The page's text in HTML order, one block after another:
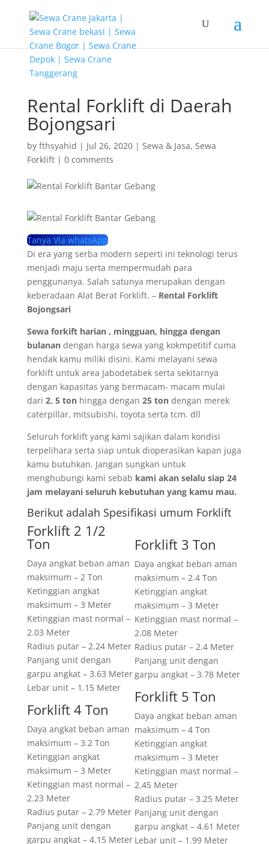
Rental Forklift di Daerah
Bojongsari
by fthsyahid | Jul 26, 2020| Sewa & Jasa, Sewa
Forklift| 0 comments
Tanya Via whatsApp
Di era yang serba modern seperti ini teknologi terus
menjadi maju serta mempermudah para
penggunanya. Salah satunya merupakan dengan
keberadaan Alat Berat Forklift. – Rental Forklift
Bojongsari
Sewa forkift harian , mingguan, hingga dengan
bulanandengan harga sewa yang kokmpetitif cuma
hendak kamu miliki disini. Kami melayani sewa
forklift untuk area Jabodetabek serta sekitarnya
dengan kapasitas yang bermacam- macam mulai
dari 2. 5 tonhingga dengan 25 tondengan merek
caterpillar, mitsubishi, toyota serta tcm. dll
Seluruh forklift yang kami sajikan dalam kondisi
terpelihara serta siap untuk dioperasikan kapan juga
kamu butuhkan. Jangan sungkan untuk
menghubungi kami sebab kami akan selalu siap 24
jam melayani seluruh kebutuhan yang kamu mau.
Berikut adalah Spesifikasi umum Forklift
Forklift 2 1/2
Ton
Daya angkat beban aman
maksimum – 2 Ton
Ketinggian angkat
maksimum – 3 Meter
Ketinggian mast normal –
2.03 Meter
Radius putar – 2.24 Meter
Panjang unit dengan
garpu angkat – 3.63 Meter
Lebar unit – 1.15 Meter
Forklift 4 Ton
Daya angkat beban aman
maksimum – 3.2 Ton
Ketinggian angkat
maksimum – 3 Meter
Ketinggian mast normal –
2.23 Meter
Radius putar – 2.79 Meter
Panjang unit dengan
garpu angkat – 4.15 Meter
Forklift 3 Ton
Daya angkat beban aman
maksimum – 2.4 Ton
Ketinggian angkat
maksimum – 3 Meter
Ketinggian mast normal –
2.08 Meter
Radius putar – 2.4 Meter
Panjang unit dengan
garpu angkat – 3.78 Meter
Forklift 5 Ton
Daya angkat beban aman
maksimum – 4 Ton
Ketinggian angkat
maksimum – 3 Meter
Ketinggian mast normal –
2.45 Meter
Radius putar – 3.25 Meter
Panjang unit dengan
garpu angkat – 4.61 Meter
Lebar unit – 1.99 Meter